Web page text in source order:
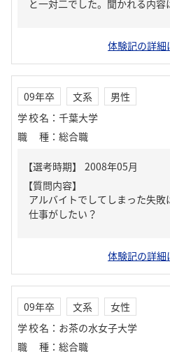
と一対二でした。聞かれる内容
体験記の詳細
09年卒 文系
男性
学校名 ： 千葉大学
職種 ： 総合職
【質問内容】
アルバイトでしてしまった失
仕事がしたい？
体験記の詳細
09年卒 文系
女性
学校名 ： お茶の水女子大学
職種 ： 総合職